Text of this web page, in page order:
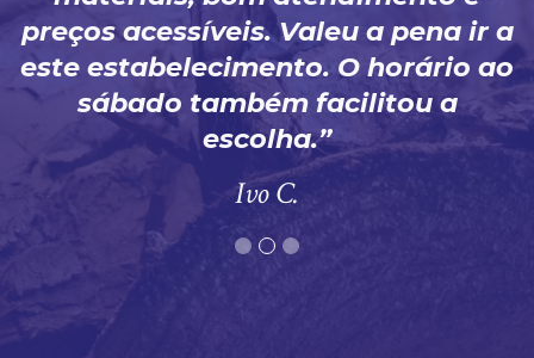
preços acessíveis. Valeu a pena ir a
este estabelecimento. O horário ao
sábado também facilitou a
escolha.
Ivo C.